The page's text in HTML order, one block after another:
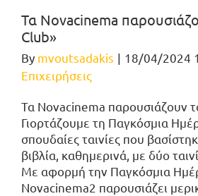
Τα Novacinema
Club»
By mvoutsadakis | 18/04/2024
Επιχειρήσεις
Τα Novacinema παρουσιάζουν
Γιορτάζουμε τη Παγκόσμια
σπουδαίες ταινίες που
βιβλία, καθημερινά, με δύο
Με αφορμή την Παγκόσμια
Novacinema2 παρουσιάζει